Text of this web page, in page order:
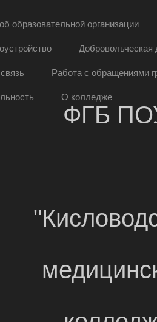
образовательной организации
Добровольческая
Работа с обращениями
О колледже
ФГБ